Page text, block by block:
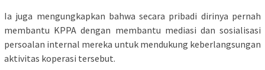
Ia juga mengungkapkan bahwa secara pribadi dirinya pernah
membantu KPPA dengan membantu mediasi dan sosialisasi
persoalan internal mereka untuk mendukung keberlangsungan
aktivitas koperasi tersebut.